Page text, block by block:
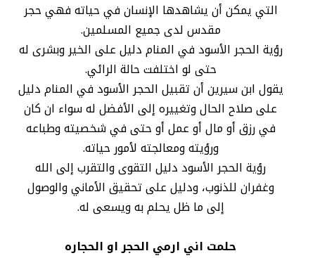
التي يمكن أن يشاهدها الإنسان في حياته فهي حجر
مقدس لدى جميع المسلمين.
رؤية الحجر الأسود في المنام دليل على الخير وبشرى له
حتى لو اختلفت حالة الرائي.
يقول ابن سيرين أن تقبيل الحجر الأسود في المنام دليل
على صلاح الحال وتغييره إلى الأفضل له سواء ان كان
في رزق أو مال أو عمل أو حتى في شخصيته وطباعه
ورؤيته ومعالجته لأمور حياته.
رؤية الحجر الأسود دليل التقوى والتقرب إلى الله
وغفران للذنوب، ودليل على تحقيق الأماني والوصول
إلى ما ظل يحلم به ويسعى له.
حلمت اني ارمي الحجر او الحجاره